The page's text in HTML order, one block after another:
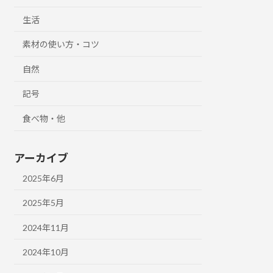
生活
素材の使い方・コツ
自然
記号
食べ物・他
アーカイブ
2025年6月
2025年5月
2024年11月
2024年10月